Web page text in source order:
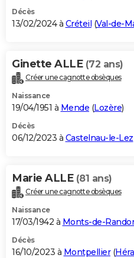
Décès
13/02/2024 à Créteil (Val-de-
Ginette ALLE (72 ans)
Créer une cagnotte obsèques
Naissance
19/04/1951 à Mende (Lozère)
Décès
06/12/2023 à Castelnau-le-Lez
Marie ALLE (81 ans)
Créer une cagnotte obsèques
Naissance
17/03/1942 à Monts-de-
Décès
16/10/2023 à Montpellier(